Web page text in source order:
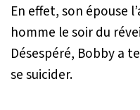
En effet, son épouse
homme le soir du
Désespéré, Bobby a
se suicider.